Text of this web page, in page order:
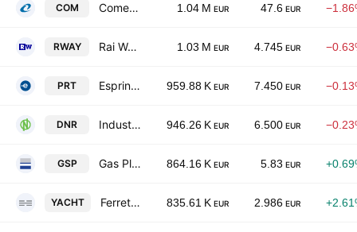
COM Comer Industries SpA 1.04 M EUR 47.6 EUR
RWAY Rai Way SpA 1.03 M EUR 4.745 EUR
PRT Esprinet S.p.A. 959.88 K EUR 7.450 EUR
DNR Industrie De Nora SpA 946.26 K EUR 6.500 EUR
GSP Gas Plus S.p.A. 864.16 K EUR 5.83 EUR
YACHT Ferretti S.p.A. 835.61 K EUR 2.986 EUR